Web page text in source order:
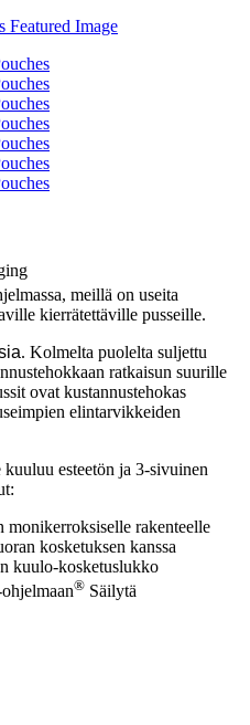
meillä on useita
kierrätettäville pusseille.
. Kolmelta puolelta suljettu
ratkaisun suurille
ovat kustannustehokas
elintarvikkeiden
esteetön ja 3-sivuinen
monikerroksiselle rakenteelle
kosketuksen kanssa
kuulo-kosketuslukko
® Säilytä